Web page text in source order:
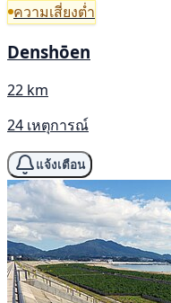
ความเสี่ยงต่ำ
Denshōen
22 km
24 เหตุการณ์
แจ้งเตือน